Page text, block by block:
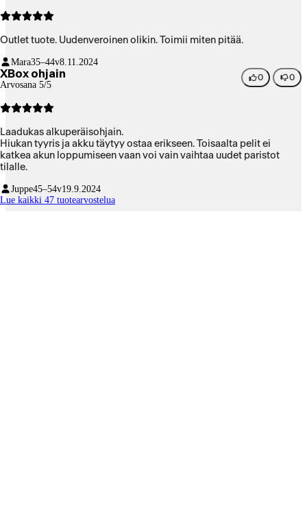
Outlet tuote. Uudenveroinen olikin. Toimii miten pitää.
Mara35–44v8.11.2024
XBox ohjain
Arvosana 5/5
0 0
Laadukas alkuperäisohjain.
Hiukan tyyris ja akku täytyy ostaa erikseen. Toisaalta pelit ei
katkea akun loppumiseen vaan voi vain vaihtaa uudet paristot
tilalle.
Juppe45–54v19.9.2024
Lue kaikki 47 tuotearvostelua